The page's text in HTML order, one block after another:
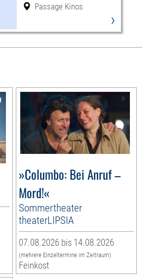
Passage Kinos
›
»Columbo: Bei Anruf –
Mord!«
Sommertheater
theaterLIPSIA
07.08.2026 bis 14.08.2026
(mehrere Einzeltermine im Zeitraum)
Feinkost